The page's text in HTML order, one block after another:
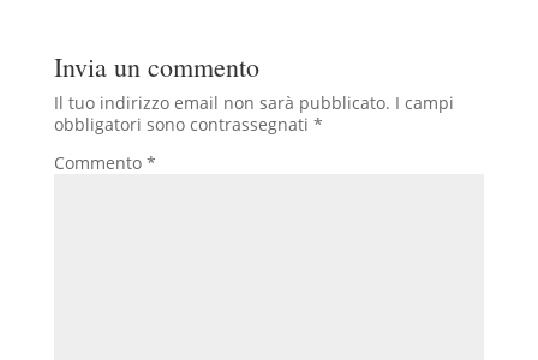
Invia un commento
Il tuo indirizzo email non sarà pubblicato. I campi
obbligatori sono contrassegnati *
Commento *